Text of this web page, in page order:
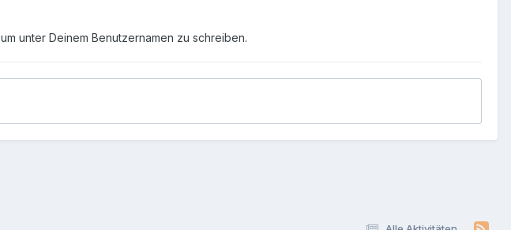
, um unter Deinem Benutzernamen zu schreiben.